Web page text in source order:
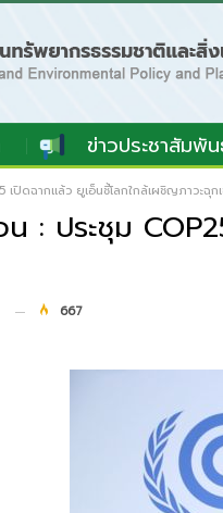
ข่าวประชาสัมพั
ปิดฉากแล้ว ยูเอ็นชี้โลกใกล้เผชิญภาวะฉุ
: ประชุม
667